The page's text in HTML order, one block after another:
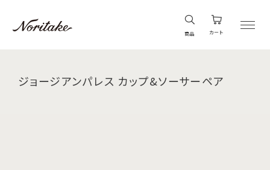
商品 カート
ジョージアンパレス カップ&ソーサーペア